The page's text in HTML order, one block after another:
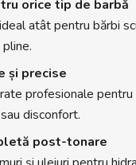
orice tip de barbă
atât pentru bărbi
și precise
profesionale
disconfort.
post-tonare